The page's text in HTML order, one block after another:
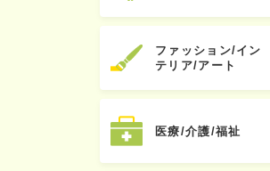
ファッション/イン
テリア/アート
医療/介護/福祉